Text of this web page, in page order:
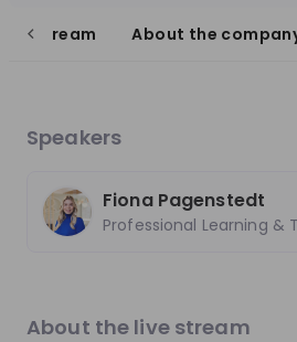
Overview
About
Home“ für Millionen von
stream About the
Speakers
Fiona Pagenstedt
Professional Learning &
About the live stream